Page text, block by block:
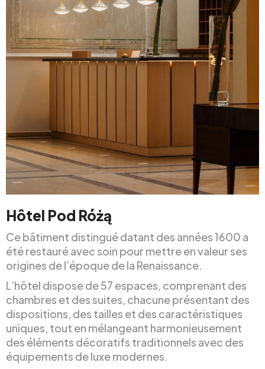
Hôtel Pod Różą
Ce bâtiment distingué datant des années 1600 a
été restauré avec soin pour mettre en valeur ses
origines de l’époque de la Renaissance.
L’hôtel dispose de 57 espaces, comprenant des
chambres et des suites, chacune présentant des
dispositions, des tailles et des caractéristiques
uniques, tout en mélangeant harmonieusement
des éléments décoratifs traditionnels avec des
équipements de luxe modernes.